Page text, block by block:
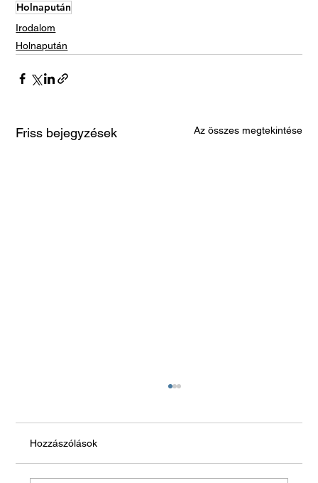
Holnapután
Irodalom
Holnapután
Friss bejegyzések Az összes megtekintése
Hagyjon békén!
Hozzászólások